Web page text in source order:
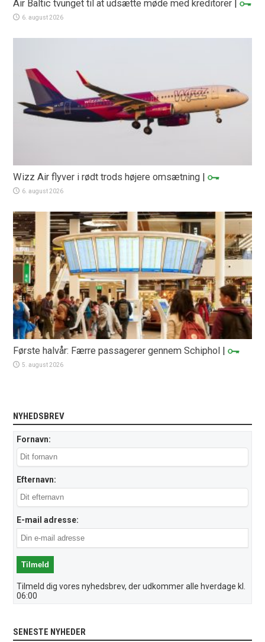
Air Baltic tvunget til at udsætte møde med kreditorer |
6. august 2026
Wizz Air flyver i rødt trods højere omsætning |
6. august 2026
Første halvår: Færre passagerer gennem Schiphol |
5. august 2026
NYHEDSBREV
Fornavn:
Efternavn:
E-mail adresse:
Tilmeld dig vores nyhedsbrev, der udkommer alle hverdage kl.
06:00
SENESTE NYHEDER